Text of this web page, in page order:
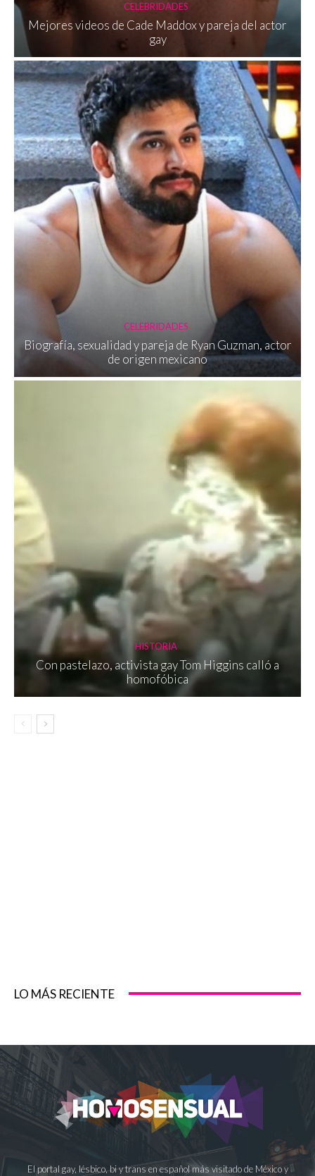
CELEBRIDADES
Mejores videos de Cade Maddox y pareja del actor
gay
CELEBRIDADES
Biografía, sexualidad y pareja de Ryan Guzman, actor
de origen mexicano
HISTORIA
Con pastelazo, activista gay Tom Higgins calló a
homofóbica
LO MÁS RECIENTE
El portal gay, lésbico, bi y trans en español más visitado de México y